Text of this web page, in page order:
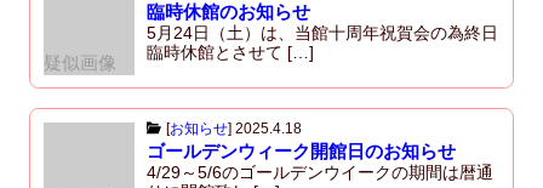
疑似画像
臨時休館のお知らせ
5月24日（土）は、当館十周年祝賀会の為終日
臨時休館とさせて […]
[お知らせ] 2025.4.18
ゴールデンウィーク開館日のお知らせ
4/29～5/6のゴールデンウイークの期間は暦通